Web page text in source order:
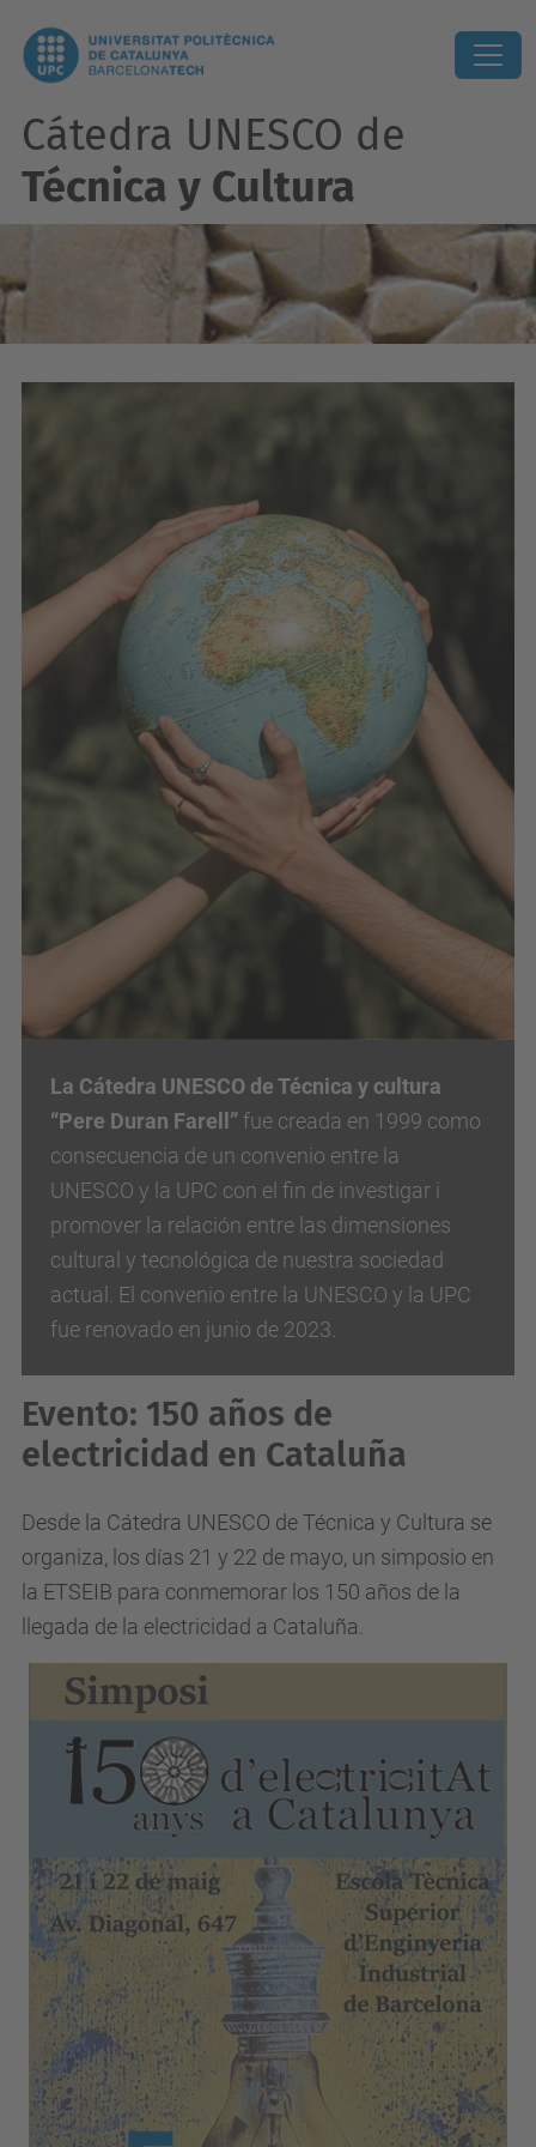
Cátedra UNESCO de
Técnica y Cultura
La Cátedra UNESCO de Técnica y cultura
“Pere Duran Farell” fue creada en 1999 como
consecuencia de un convenio entre la
UNESCO y la UPC con el fin de investigar i
promover la relación entre las dimensiones
cultural y tecnológica de nuestra sociedad
actual. El convenio entre la UNESCO y la UPC
fue renovado en junio de 2023.
Evento: 150 años de
electricidad en Cataluña
Desde la Cátedra UNESCO de Técnica y Cultura se
organiza, los días 21 y 22 de mayo, un simposio en
la ETSEIB para conmemorar los 150 años de la
llegada de la electricidad a Cataluña.